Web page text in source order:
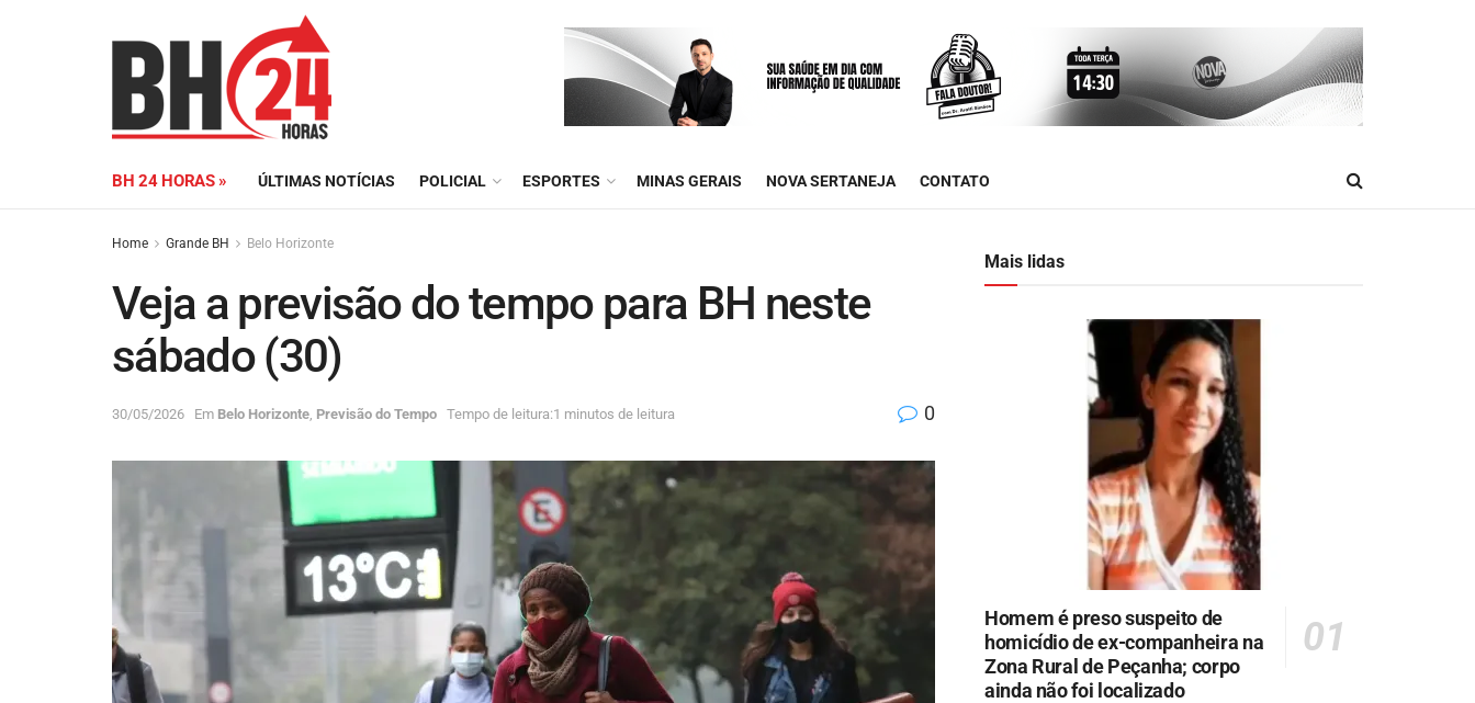
BH 24 HORAS » ÚLTIMAS NOTÍCIAS POLICIAL ESPORTES MINAS GERAIS NOVA SERTANEJA CONTATO
Home Grande BH Belo Horizonte
Veja a previsão do tempo para BH neste
sábado (30)
30/05/2026 Em Belo Horizonte Previsão do Tempo Tempo de leitura:1 minutos de leitura 0
Mais lidas
Homem é preso suspeito de
homicídio de ex-companheira na
Zona Rural de Peçanha; corpo
ainda não foi localizado